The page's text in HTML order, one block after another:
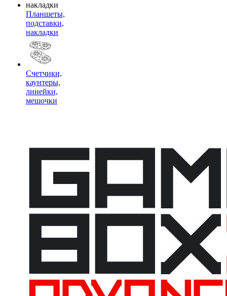
Планшеты,
подставки,
накладки
Счетчики,
каунтеры,
линейки,
мешочки